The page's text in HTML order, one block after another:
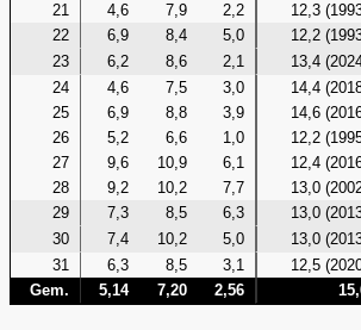
21
4,6 7,9 2,2 12,3
22
6,9 8,4 5,0 12,2
23
6,2 8,6 2,1 13,4
24
4,6 7,5 3,0 14,4
25
6,9 8,8 3,9 14,6
26
5,2 6,6 1,0 12,2
27
9,6 10,9 6,1 12,4
28
9,2 10,2 7,7 13,0
29
7,3 8,5 6,3 13,0
30
7,4 10,2 5,0 13,0
31
6,3 8,5 3,1 12,5
Gem.
5,14 7,20 2,56